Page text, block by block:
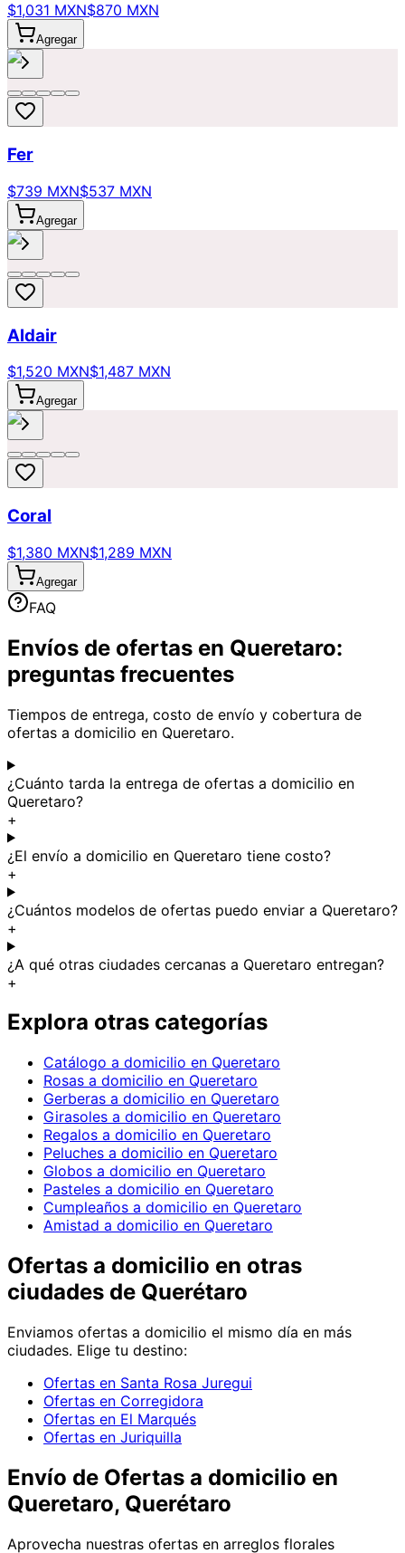
$1,031 MXN$870 MXN
Agregar
Fer
$739 MXN$537 MXN
Agregar
Aldair
$1,520 MXN$1,487 MXN
Agregar
Coral
$1,380 MXN$1,289 MXN
Agregar
FAQ
Envíos de ofertas en Queretaro:
preguntas frecuentes
Tiempos de entrega, costo de envío y cobertura de
ofertas a domicilio en Queretaro.
¿Cuánto tarda la entrega de ofertas a domicilio en
Queretaro?
+
¿El envío a domicilio en Queretaro tiene costo?
+
¿Cuántos modelos de ofertas puedo enviar a Queretaro?
+
¿A qué otras ciudades cercanas a Queretaro entregan?
+
Explora otras categorías
Catálogo a domicilio en Queretaro
Rosas a domicilio en Queretaro
Gerberas a domicilio en Queretaro
Girasoles a domicilio en Queretaro
Regalos a domicilio en Queretaro
Peluches a domicilio en Queretaro
Globos a domicilio en Queretaro
Pasteles a domicilio en Queretaro
Cumpleaños a domicilio en Queretaro
Amistad a domicilio en Queretaro
Ofertas a domicilio en otras
ciudades de Querétaro
Enviamos ofertas a domicilio el mismo día en más
ciudades. Elige tu destino:
Ofertas en Santa Rosa Juregui
Ofertas en Corregidora
Ofertas en El Marqués
Ofertas en Juriquilla
Envío de Ofertas a domicilio en
Queretaro, Querétaro
Aprovecha nuestras ofertas en arreglos florales